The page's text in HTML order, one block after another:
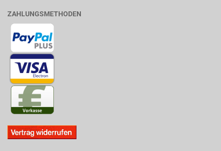
ZAHLUNGSMETHODEN